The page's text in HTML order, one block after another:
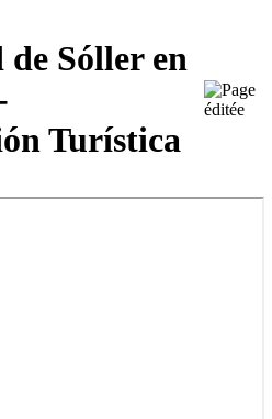
Sóller en
Turística